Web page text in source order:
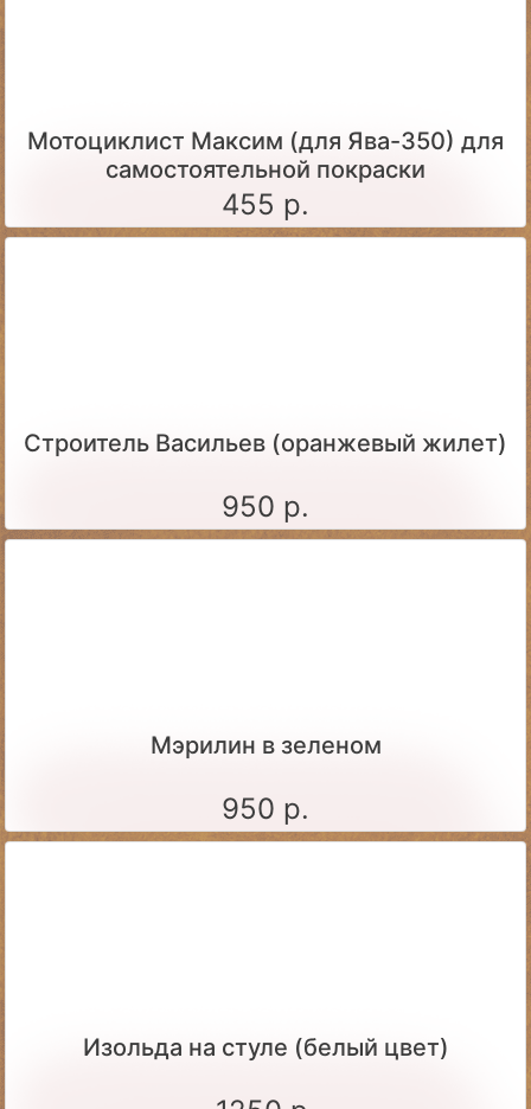
Мотоциклист Максим (для Ява-350) для
самостоятельной покраски
455 р.
Строитель Васильев (оранжевый жилет)
950 р.
Мэрилин в зеленом
950 р.
Изольда на стуле (белый цвет)